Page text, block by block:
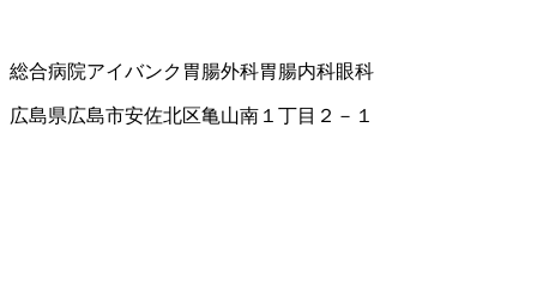
総合病院アイバンク 胃腸外科胃腸内科眼科
広島県広島市安佐北区亀山南１丁目２－１